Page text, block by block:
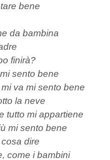
bene
da bambina
finirà?
sento bene
va mi sento bene
la neve
tutto mi appartiene
mi sento bene
dire
come i bambini